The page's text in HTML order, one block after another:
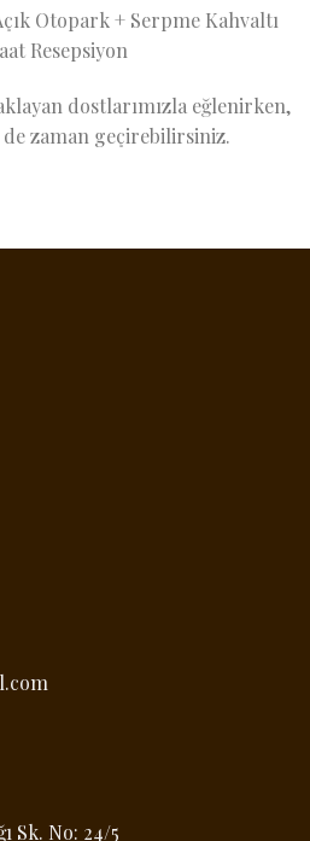
Otopark + Serpme Kahvaltı
Resepsiyon
dostlarımızla eğlenirken,
zaman geçirebilirsiniz.
Sk. No: 24/5